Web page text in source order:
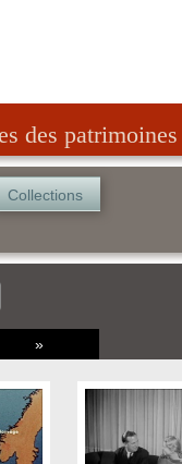
des
Collections
»